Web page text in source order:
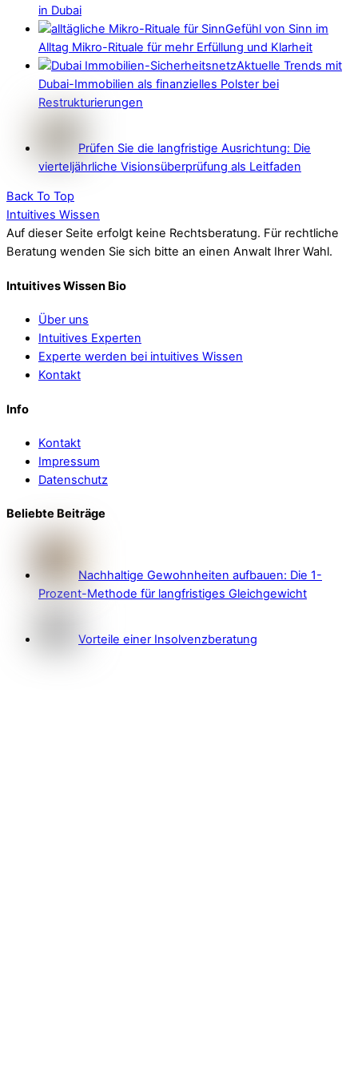
in Dubai
Gefühl von Sinn im
Alltag Mikro-Rituale für mehr Erfüllung und Klarheit
Aktuelle Trends mit
Dubai-Immobilien als finanzielles Polster bei
Restrukturierungen
Prüfen Sie die langfristige Ausrichtung: Die
vierteljährliche Visionsüberprüfung als Leitfaden
Back To Top
Intuitives Wissen
Auf dieser Seite erfolgt keine Rechtsberatung. Für rechtliche
Beratung wenden Sie sich bitte an einen Anwalt Ihrer Wahl.
Intuitives Wissen Bio
Über uns
Intuitives Experten
Experte werden bei intuitives Wissen
Kontakt
Info
Kontakt
Impressum
Datenschutz
Beliebte Beiträge
Nachhaltige Gewohnheiten aufbauen: Die 1-
Prozent-Methode für langfristiges Gleichgewicht
Vorteile einer Insolvenzberatung